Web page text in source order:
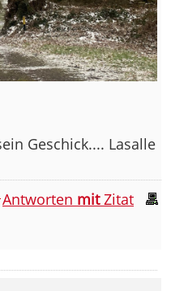
Geschick.... Lasalle
Antworten mitZitat